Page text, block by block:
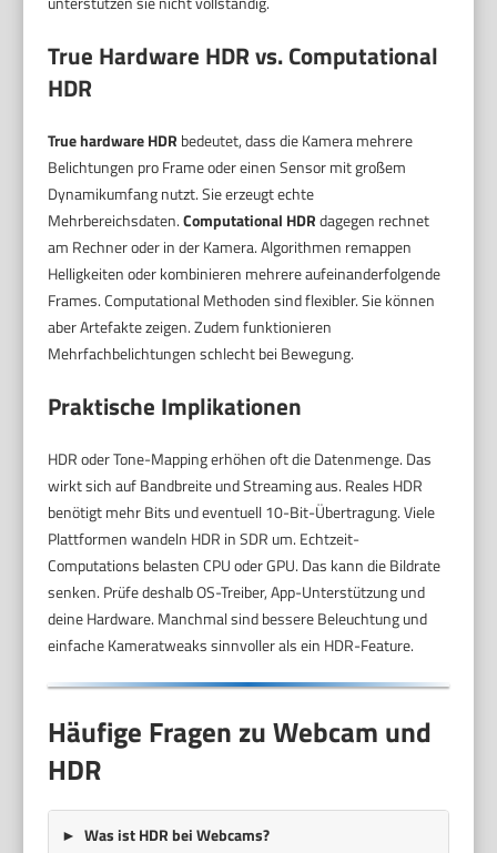
True Hardware HDR vs. Computational
HDR
True hardware HDR bedeutet, dass die Kamera mehrere
Belichtungen pro Frame oder einen Sensor mit großem
Dynamikumfang nutzt. Sie erzeugt echte
Mehrbereichsdaten.Computational HDRdagegen rechnet
am Rechner oder in der Kamera. Algorithmen remappen
Helligkeiten oder kombinieren mehrere aufeinanderfolgende
Frames. Computational Methoden sind flexibler. Sie können
aber Artefakte zeigen. Zudem funktionieren
Mehrfachbelichtungen schlecht bei Bewegung.
Praktische Implikationen
HDR oder Tone-Mapping erhöhen oft die Datenmenge. Das
wirkt sich auf Bandbreite und Streaming aus. Reales HDR
benötigt mehr Bits und eventuell 10-Bit-Übertragung. Viele
Plattformen wandeln HDR in SDR um. Echtzeit-
Computations belasten CPU oder GPU. Das kann die Bildrate
senken. Prüfe deshalb OS-Treiber, App-Unterstützung und
deine Hardware. Manchmal sind bessere Beleuchtung und
einfache Kameratweaks sinnvoller als ein HDR-Feature.
Häufige Fragen zu Webcam und
HDR
Was ist HDR bei Webcams?